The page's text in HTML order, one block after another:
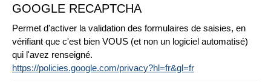
GOOGLE RECAPTCHA
Permet d'activer la validation des formulaires de saisies, en
vérifiant que c'est bien VOUS (et non un logiciel automatisé)
qui l'avez renseigné.
https://policies.google.com/privacy?hl=fr&gl=fr